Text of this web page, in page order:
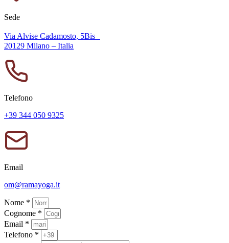
Sede
Via Alvise Cadamosto, 5Bis
20129 Milano – Italia
Telefono
+39 344 050 9325
Email
om@ramayoga.it
Nome *
Cognome *
Email *
Telefono *